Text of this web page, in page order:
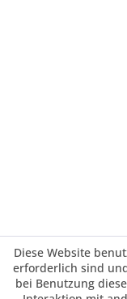
Diese Website
erforderlich sind
bei Benutzung